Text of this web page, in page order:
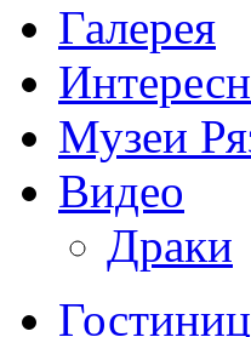
Галерея
Музеи
Видео
Драки